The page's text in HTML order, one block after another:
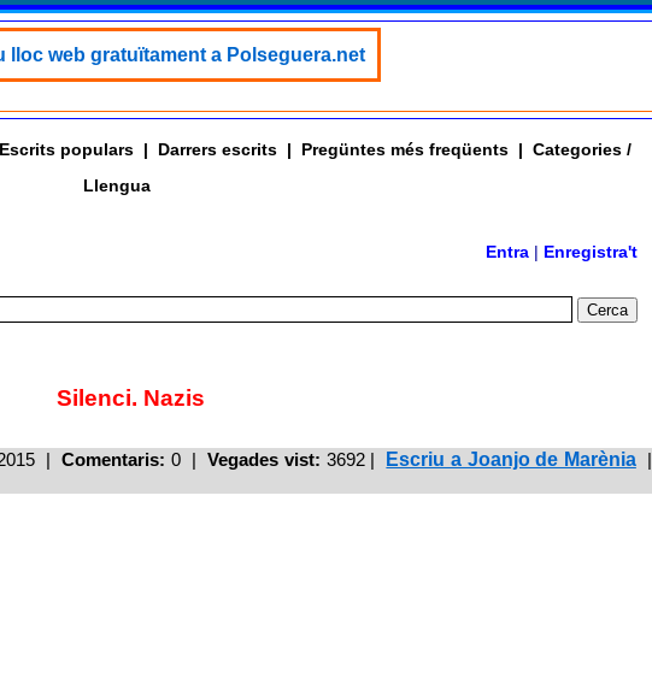
lloc web gratuïtament a Polseguera.net
Escrits populars | Darrers escrits | Pregüntes més freqüents | Categories /
Llengua
Entra | Enregistra't
Silenci. Nazis
2015 |Comentaris: 0 |Vegades vist: 3692 | Escriu a Joanjo de Marènia|